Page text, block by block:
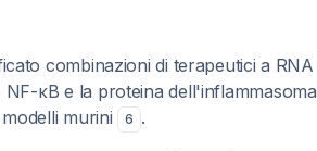
combinazioni di terapeutici a RNA
κB e la proteina dell'inflammasoma
murini
6 .